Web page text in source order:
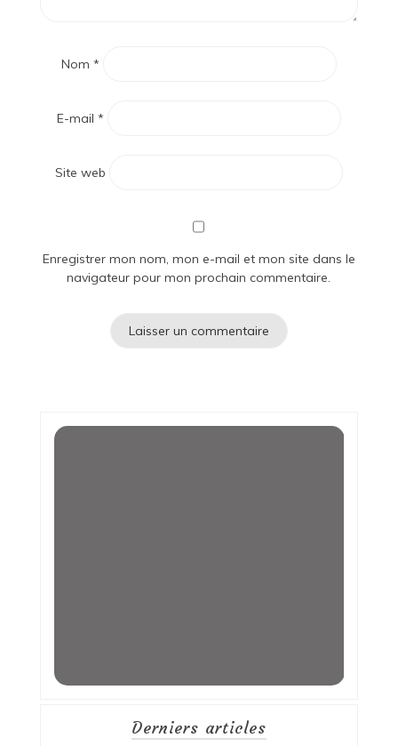
Nom *
E-mail *
Site web
Enregistrer mon nom, mon e-mail et mon site dans le
navigateur pour mon prochain commentaire.
Derniers articles